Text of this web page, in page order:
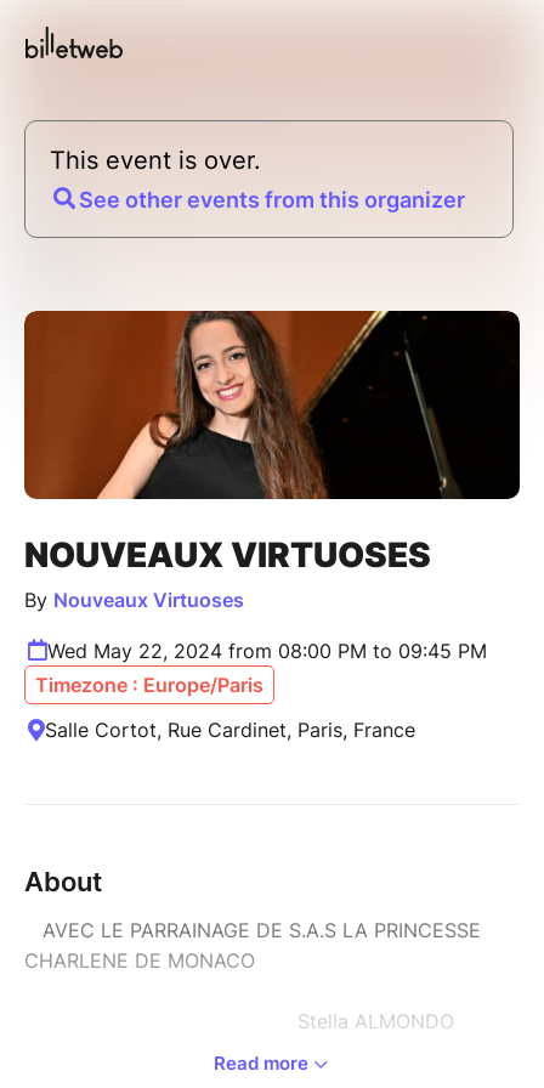
This event is over.
See other events from this organizer
NOUVEAUX VIRTUOSES
By Nouveaux Virtuoses
Wed May 22, 2024 from 08:00 PM to 09:45 PM
Timezone : Europe/Paris
Salle Cortot, Rue Cardinet, Paris, France
About
AVEC LE PARRAINAGE DE S.A.S LA PRINCESSE
CHARLENE DE MONACO
Stella ALMONDO
Read more